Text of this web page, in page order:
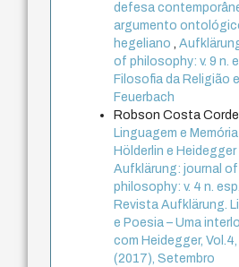
defesa
argumento
hegeliano,
of philosophy: v. 9 n.
Filosofia da Religião
Feuerbach
Robson Costa
Linguagem e Memória
Hölderlin e Heidegger
Aufklärung: journal of
philosophy: v. 4 n.
Revista Aufklärung.
e Poesia – Uma
com Heidegger, Vol.4,
(2017), Setembro